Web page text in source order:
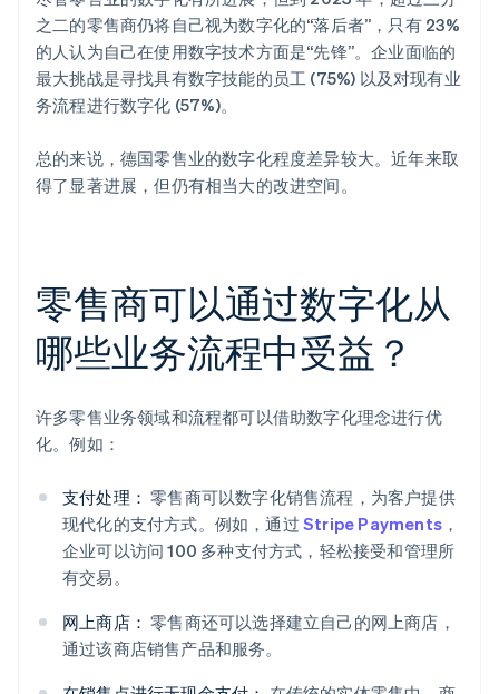
之二的零售商仍将自己视为数字化的“落后者”，只有 23%
的人认为自己在使用数字技术方面是“先锋”。企业面临的
最大挑战是寻找具有数字技能的员工 (75%) 以及对现有业
务流程进行数字化 (57%)。
总的来说，德国零售业的数字化程度差异较大。近年来取
得了显著进展，但仍有相当大的改进空间。
零售商可以通过数字化从
哪些业务流程中受益？
许多零售业务领域和流程都可以借助数字化理念进行优
化。例如：
支付处理： 零售商可以数字化销售流程，为客户提供
现代化的支付方式。例如，通过 Stripe Payments ，
企业可以访问 100 多种支付方式，轻松接受和管理所
有交易。
网上商店： 零售商还可以选择建立自己的网上商店，
通过该商店销售产品和服务。